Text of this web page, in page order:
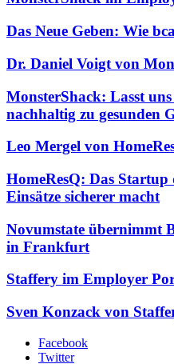
Das Neue Geben: Wie
Dr. Daniel Voigt von
MonsterShack: Lasst
nachhaltig zu gesunden
Leo Mergel von
HomeResQ: Das
Einsätze sicherer macht
Novumstate übernimmt
in Frankfurt
Staffery im Employer
Sven Konzack von
Facebook
Twitter